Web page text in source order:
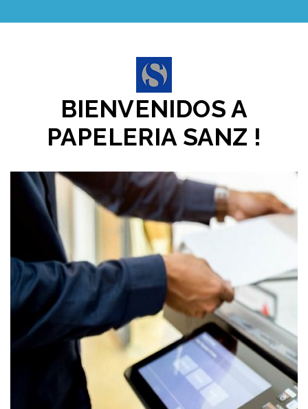
BIENVENIDOS A
PAPELERIA SANZ !